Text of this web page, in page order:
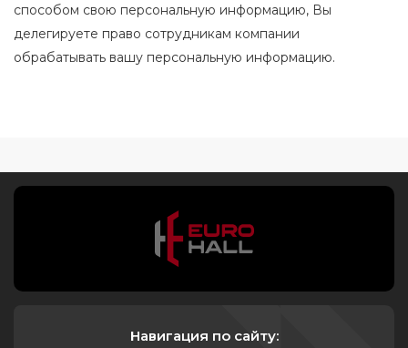
способом свою персональную информацию, Вы
делегируете право сотрудникам компании
обрабатывать вашу персональную информацию.
Навигация по сайту: